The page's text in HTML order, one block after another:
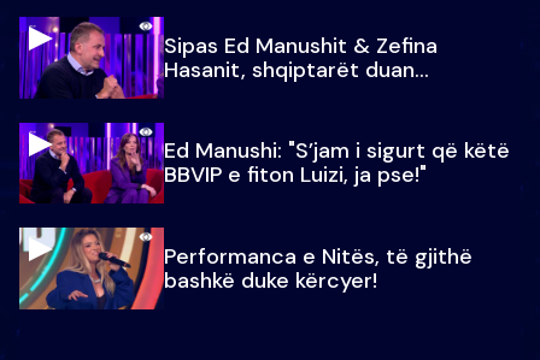
Sipas Ed Manushit & Zefina
Hasanit, shqiptarët duan...
Ed Manushi: "S’jam i sigurt që këtë
BBVIP e fiton Luizi, ja pse!"
Performanca e Nitës, të gjithë
bashkë duke kërcyer!